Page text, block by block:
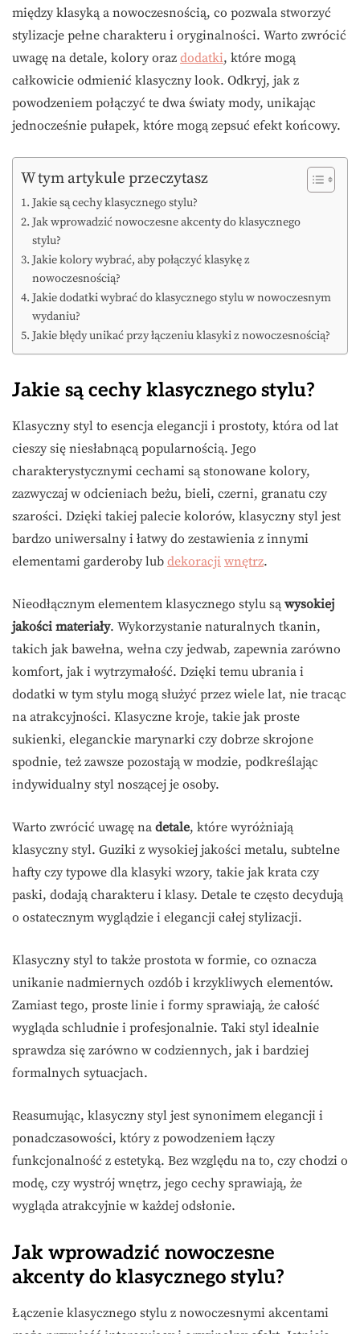
między klasyką a nowoczesnością, co pozwala stworzyć
stylizacje pełne charakteru i oryginalności. Warto zwrócić
uwagę na detale, kolory oraz dodatki, które mogą
całkowicie odmienić klasyczny look. Odkryj, jak z
powodzeniem połączyć te dwa światy mody, unikając
jednocześnie pułapek, które mogą zepsuć efekt końcowy.
W tym artykule przeczytasz
Jakie są cechy klasycznego stylu?
Jak wprowadzić nowoczesne akcenty do klasycznego
stylu?
Jakie kolory wybrać, aby połączyć klasykę z
nowoczesnością?
Jakie dodatki wybrać do klasycznego stylu w nowoczesnym
wydaniu?
Jakie błędy unikać przy łączeniu klasyki z nowoczesnością?
Jakie są cechy klasycznego stylu?
Klasyczny styl to esencja elegancji i prostoty, która od lat
cieszy się niesłabnącą popularnością. Jego
charakterystycznymi cechami są stonowane kolory,
zazwyczaj w odcieniach beżu, bieli, czerni, granatu czy
szarości. Dzięki takiej palecie kolorów, klasyczny styl jest
bardzo uniwersalny i łatwy do zestawienia z innymi
elementami garderoby lub dekoracji wnętrz.
Nieodłącznym elementem klasycznego stylu są wysokiej
jakości materiały. Wykorzystanie naturalnych tkanin,
takich jak bawełna, wełna czy jedwab, zapewnia zarówno
komfort, jak i wytrzymałość. Dzięki temu ubrania i
dodatki w tym stylu mogą służyć przez wiele lat, nie tracąc
na atrakcyjności. Klasyczne kroje, takie jak proste
sukienki, eleganckie marynarki czy dobrze skrojone
spodnie, też zawsze pozostają w modzie, podkreślając
indywidualny styl noszącej je osoby.
Warto zwrócić uwagę na detale, które wyróżniają
klasyczny styl. Guziki z wysokiej jakości metalu, subtelne
hafty czy typowe dla klasyki wzory, takie jak krata czy
paski, dodają charakteru i klasy. Detale te często decydują
o ostatecznym wyglądzie i elegancji całej stylizacji.
Klasyczny styl to także prostota w formie, co oznacza
unikanie nadmiernych ozdób i krzykliwych elementów.
Zamiast tego, proste linie i formy sprawiają, że całość
wygląda schludnie i profesjonalnie. Taki styl idealnie
sprawdza się zarówno w codziennych, jak i bardziej
formalnych sytuacjach.
Reasumując, klasyczny styl jest synonimem elegancji i
ponadczasowości, który z powodzeniem łączy
funkcjonalność z estetyką. Bez względu na to, czy chodzi o
modę, czy wystrój wnętrz, jego cechy sprawiają, że
wygląda atrakcyjnie w każdej odsłonie.
Jak wprowadzić nowoczesne
akcenty do klasycznego stylu?
Łączenie klasycznego stylu z nowoczesnymi akcentami